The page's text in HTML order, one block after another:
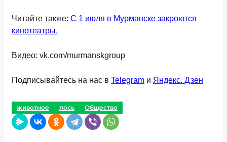
Читайте также: С 1 июля в Мурманске закроются
кинотеатры.
Видео: vk.com/murmanskgroup
Подписывайтесь на нас в Telegram и Яндекс. Дзен
животное лось Общество